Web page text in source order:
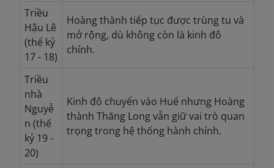
Triều
Hậu Lê
(thế kỷ
17 - 18)
Hoàng thành tiếp tục được trùng tu và
mở rộng, dù không còn là kinh đô
chính.
Triều
nhà
Nguyễ
n (thế
kỷ 19 -
20)
Kinh đô chuyển vào Huế nhưng Hoàng
thành Thăng Long vẫn giữ vai trò quan
trọng trong hệ thống hành chính.